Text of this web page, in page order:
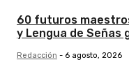
60 futuros
y Lengua de Señas
Redacción - 6 agosto, 2026